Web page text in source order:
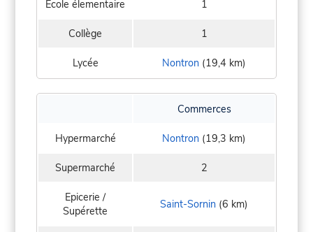
Ecole élementaire 1
Collège 1
Lycée Nontron (19,4 km)
Commerces
Hypermarché Nontron (19,3 km)
Supermarché 2
Epicerie /
Supérette
Saint-Sornin (6 km)